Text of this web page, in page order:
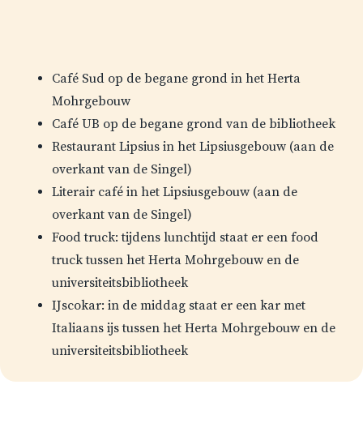
Café Sud op de begane grond in het Herta
Mohrgebouw
Café UB op de begane grond van de bibliotheek
Restaurant Lipsius in het Lipsiusgebouw (aan de
overkant van de Singel)
Literair café in het Lipsiusgebouw (aan de
overkant van de Singel)
Food truck: tijdens lunchtijd staat er een food
truck tussen het Herta Mohrgebouw en de
universiteitsbibliotheek
IJscokar: in de middag staat er een kar met
Italiaans ijs tussen het Herta Mohrgebouw en de
universiteitsbibliotheek